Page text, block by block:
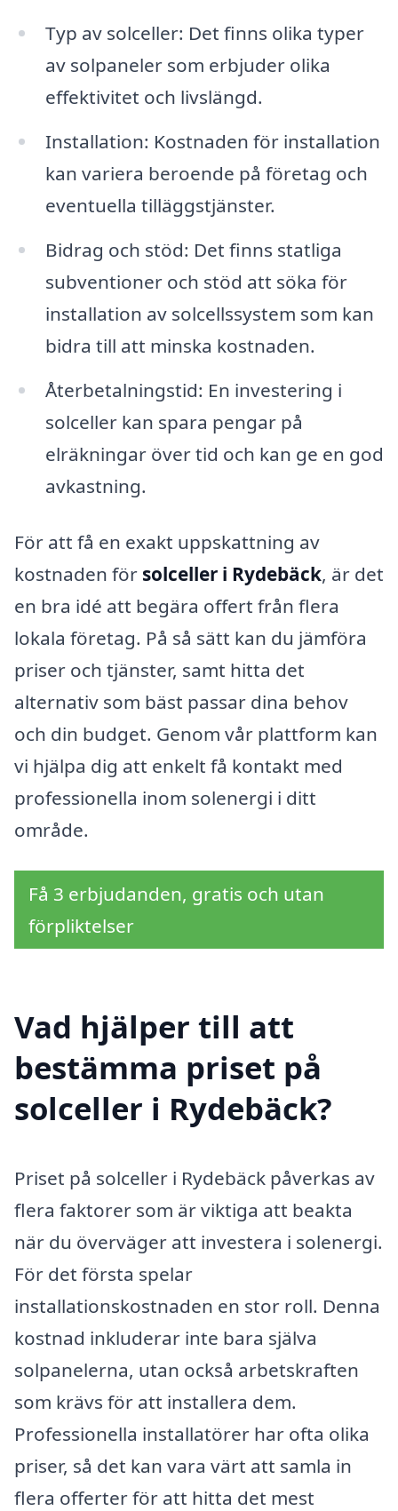
Typ av solceller: Det finns olika typer
av solpaneler som erbjuder olika
effektivitet och livslängd.
Installation: Kostnaden för installation
kan variera beroende på företag och
eventuella tilläggstjänster.
Bidrag och stöd: Det finns statliga
subventioner och stöd att söka för
installation av solcellssystem som kan
bidra till att minska kostnaden.
Återbetalningstid: En investering i
solceller kan spara pengar på
elräkningar över tid och kan ge en god
avkastning.
För att få en exakt uppskattning av
kostnaden för solceller i Rydebäck, är det
en bra idé att begära offert från flera
lokala företag. På så sätt kan du jämföra
priser och tjänster, samt hitta det
alternativ som bäst passar dina behov
och din budget. Genom vår plattform kan
vi hjälpa dig att enkelt få kontakt med
professionella inom solenergi i ditt
område.
Få 3 erbjudanden, gratis och utan
förpliktelser
Vad hjälper till att
bestämma priset på
solceller i Rydebäck?
Priset på solceller i Rydebäck påverkas av
flera faktorer som är viktiga att beakta
när du överväger att investera i solenergi.
För det första spelar
installationskostnaden en stor roll. Denna
kostnad inkluderar inte bara själva
solpanelerna, utan också arbetskraften
som krävs för att installera dem.
Professionella installatörer har ofta olika
priser, så det kan vara värt att samla in
flera offerter för att hitta det mest